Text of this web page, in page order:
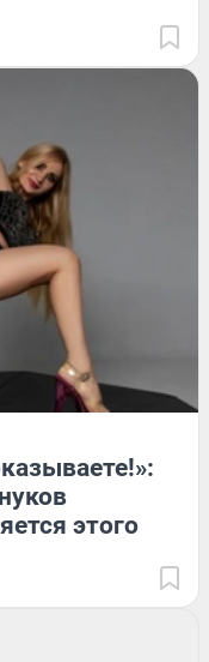
этого